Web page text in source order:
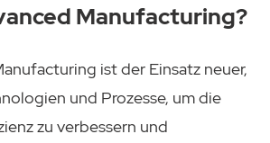
Manufacturing?
ist der Einsatz neuer,
und Prozesse, um die
zu verbessern und